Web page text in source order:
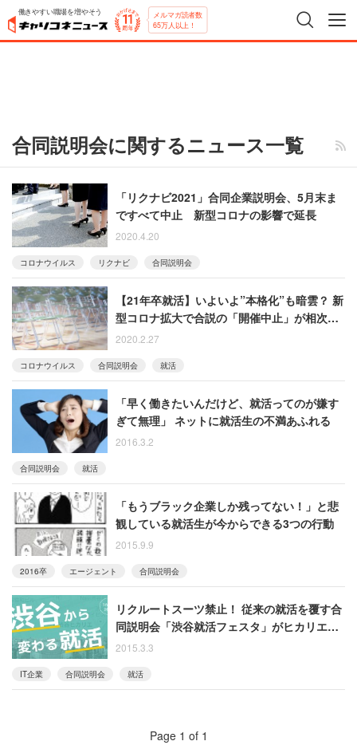
働きやすい職場を増やそう メルマガ読者数
65万人以上！
合同説明会に関するニュース一覧
「リクナビ2021」合同企業説明会、5月末ま
ですべて中止 新型コロナの影響で延長
2020.4.20
コロナウイルス リクナビ 合同説明会
【21年卒就活】いよいよ”本格化”も暗雲？ 新
型コロナ拡大で合説の「開催中止」が相次ぐ
事態に
2020.2.27
コロナウイルス 合同説明会 就活
「早く働きたいんだけど、就活ってのが嫌す
ぎて無理」 ネットに就活生の不満あふれる
2016.3.2
合同説明会 就活
「もうブラック企業しか残ってない！」と悲
観している就活生が今からできる3つの行動
2015.9.9
2016卒 エージェント 合同説明会
リクルートスーツ禁止！ 従来の就活を覆す合
同説明会「渋谷就活フェスタ」がヒカリエで
開催
2015.3.3
IT企業 合同説明会 就活
Page 1 of 1